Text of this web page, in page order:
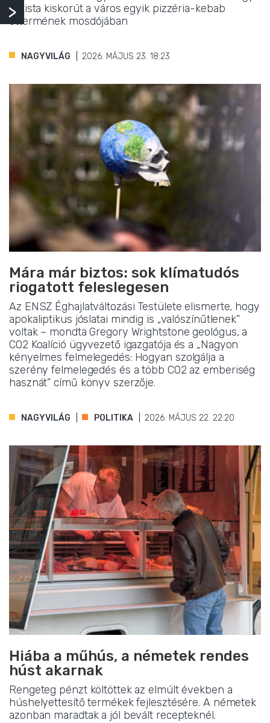
autista kiskorút a város egyik pizzéria-kebab
éttermének mosdójában
NAGYVILÁG 2026. MÁJUS 23. 18:23
Mára már biztos: sok klímatudós
riogatott feleslegesen
Az ENSZ Éghajlatváltozási Testülete elismerte, hogy
apokaliptikus jóslatai mindig is „valószínűtlenek”
voltak – mondta Gregory Wrightstone geológus, a
CO2 Koalíció ügyvezető igazgatója és a „Nagyon
kényelmes felmelegedés: Hogyan szolgálja a
szerény felmelegedés és a több CO2 az emberiség
hasznát” című könyv szerzője.
NAGYVILÁG POLITIKA 2026. MÁJUS 22. 22:20
Hiába a műhús, a németek rendes
húst akarnak
Rengeteg pénzt költöttek az elmúlt években a
húshelyettesítő termékek fejlesztésére. A németek
azonban maradtak a jól bevált recepteknél.